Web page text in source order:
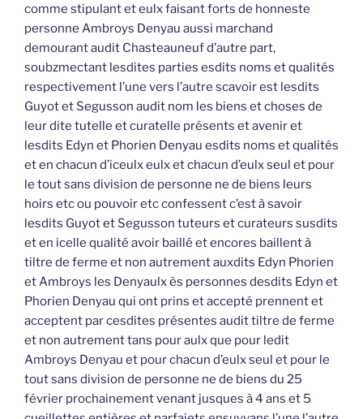
comme stipulant et eulx faisant forts de honneste
personne Ambroys Denyau aussi marchand
demourant audit Chasteauneuf d’autre part,
soubzmectant lesdites parties esdits noms et qualités
respectivement l’une vers l’autre scavoir est lesdits
Guyot et Segusson audit nom les biens et choses de
leur dite tutelle et curatelle présents et avenir et
lesdits Edyn et Phorien Denyau esdits noms et qualités
et en chacun d’iceulx eulx et chacun d’eulx seul et pour
le tout sans division de personne ne de biens leurs
hoirs etc ou pouvoir etc confessent c’est à savoir
lesdits Guyot et Segusson tuteurs et curateurs susdits
et en icelle qualité avoir baillé et encores baillent à
tiltre de ferme et non autrement auxdits Edyn Phorien
et Ambroys les Denyaulx ès personnes desdits Edyn et
Phorien Denyau qui ont prins et accepté prennent et
acceptent par cesdites présentes audit tiltre de ferme
et non autrement tans pour aulx que pour ledit
Ambroys Denyau et pour chacun d’eulx seul et pour le
tout sans division de personne ne de biens du 25
février prochainement venant jusques à 4 ans et 5